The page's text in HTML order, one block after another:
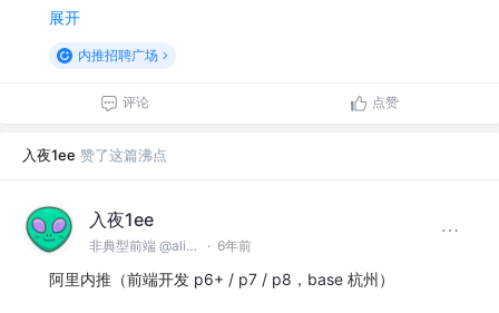
展开
内推招聘广场
评论 点赞
入夜1ee 赞了这篇沸点
入夜1ee
非典型前端 @alibaba · 6年前
阿里内推（前端开发 p6+ / p7 / p8，base 杭州）